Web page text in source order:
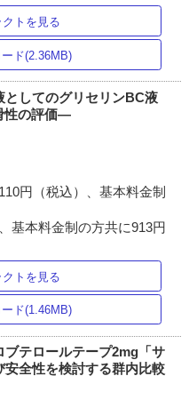
トを見る
ド(2.36MB)
としてのグリセリンBC液
性の評価―
円（税込）、基本料金制
基本料金制の方共に913円
トを見る
ド(1.46MB)
テロールテープ2mg「サ
安全性を検討する群内比較